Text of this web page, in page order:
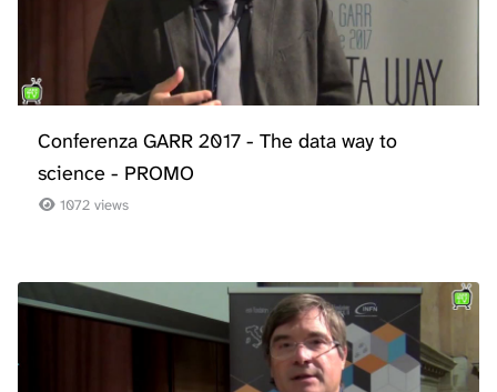
Conferenza GARR 2017 - The data way to
science - PROMO
1072 views